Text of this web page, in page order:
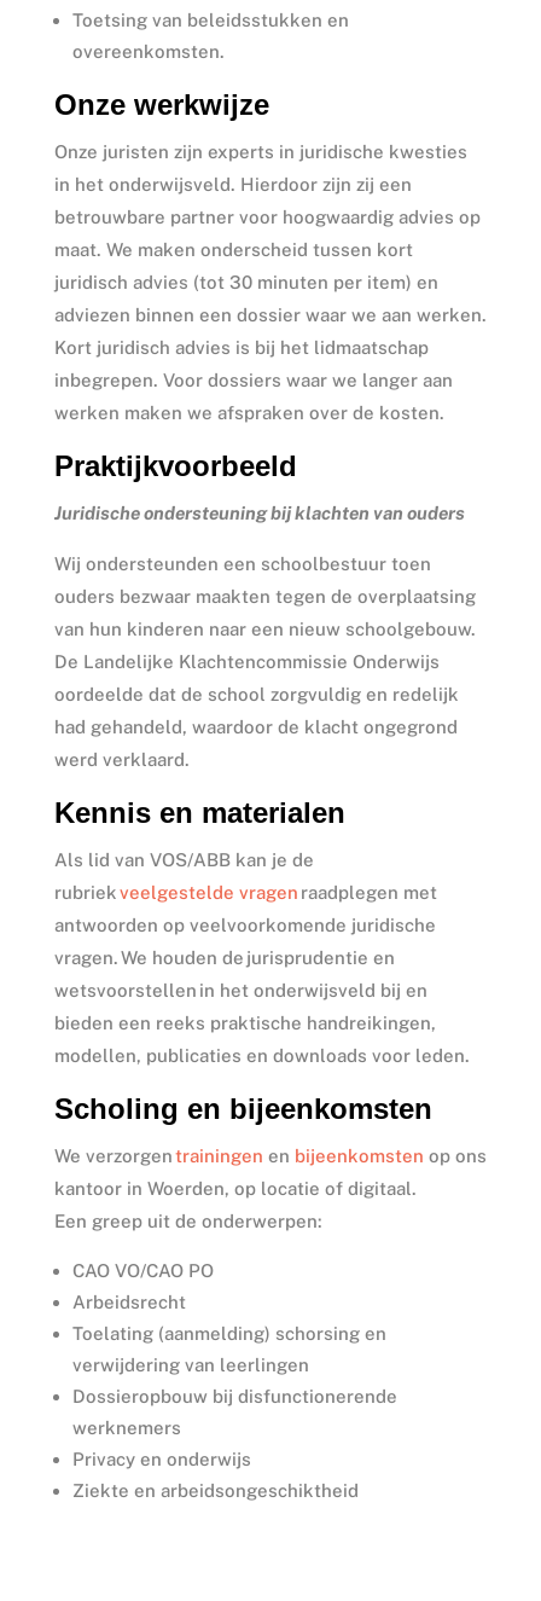
Toetsing van beleidsstukken en
overeenkomsten.
Onze werkwijze
Onze juristen zijn experts in juridische kwesties
in het onderwijsveld. Hierdoor zijn zij een
betrouwbare partner voor hoogwaardig advies op
maat. We maken onderscheid tussen kort
juridisch advies (tot 30 minuten per item) en
adviezen binnen een dossier waar we aan werken.
Kort juridisch advies is bij het lidmaatschap
inbegrepen. Voor dossiers waar we langer aan
werken maken we afspraken over de kosten.
Praktijkvoorbeeld
Juridische ondersteuning bij klachten van ouders
Wij ondersteunden een schoolbestuur toen
ouders bezwaar maakten tegen de overplaatsing
van hun kinderen naar een nieuw schoolgebouw.
De Landelijke Klachtencommissie Onderwijs
oordeelde dat de school zorgvuldig en redelijk
had gehandeld, waardoor de klacht ongegrond
werd verklaard.
Kennis en materialen
Als lid van VOS/ABB kan je de
rubriekveelgestelde vragen raadplegen met
antwoorden op veelvoorkomende juridische
vragen. We houden de jurisprudentie en
wetsvoorstellen in het onderwijsveld bij en
bieden een reeks praktische handreikingen,
modellen, publicaties en downloads voor leden.
Scholing en bijeenkomsten
We verzorgentrainingen en bijeenkomsten op ons
kantoor in Woerden, op locatie of digitaal.
Een greep uit de onderwerpen:
CAO VO/CAO PO
Arbeidsrecht
Toelating (aanmelding) schorsing en
verwijdering van leerlingen
Dossieropbouw bij disfunctionerende
werknemers
Privacy en onderwijs
Ziekte en arbeidsongeschiktheid